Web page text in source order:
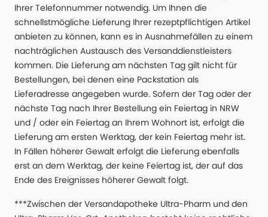
Ihrer Telefonnummer notwendig. Um Ihnen die
schnellstmögliche Lieferung Ihrer rezeptpflichtigen Artikel
anbieten zu können, kann es in Ausnahmefällen zu einem
nachträglichen Austausch des Versanddienstleisters
kommen. Die Lieferung am nächsten Tag gilt nicht für
Bestellungen, bei denen eine Packstation als
Lieferadresse angegeben wurde. Sofern der Tag oder der
nächste Tag nach Ihrer Bestellung ein Feiertag in NRW
und / oder ein Feiertag an Ihrem Wohnort ist, erfolgt die
Lieferung am ersten Werktag, der kein Feiertag mehr ist.
In Fällen höherer Gewalt erfolgt die Lieferung ebenfalls
erst an dem Werktag, der keine Feiertag ist, der auf das
Ende des Ereignisses höherer Gewalt folgt.
***Zwischen der Versandapotheke Ultra-Pharm und den